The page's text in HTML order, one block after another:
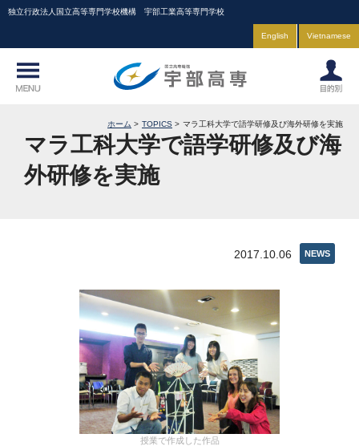
独立行政法人国立高等専門学校機構 宇部工業高等専門学校
English Vietnamese
ホーム TOPICS マラ工科大学で語学研修及び海外研修を実施
マラ工科大学で語学研修及び海
外研修を実施
NEWS
2017.10.06
授業で作成した作品